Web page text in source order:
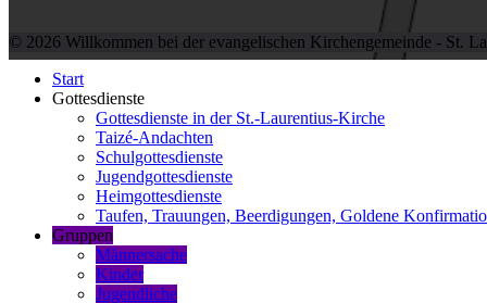
© 2026 Willkommen bei der evangelischen Kirchengemeinde - St.
Start
Gottesdienste
Gottesdienste in der St.-Laurentius-Kirche
Taizé-Andachten
Schulgottesdienste
Jugendgottesdienste
Heimgottesdienste
Taufen, Trauungen, Beerdigungen, Goldene
Gruppen
Männersache
Kinder
Jugendliche